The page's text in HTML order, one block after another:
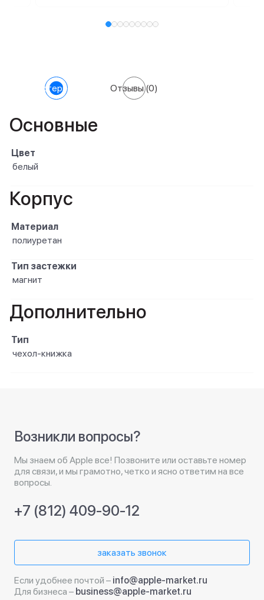
Характеристики Отзывы(0)
Основные
Цвет
белый
Корпус
Материал
полиуретан
Тип застежки
магнит
Дополнительно
Тип
чехол-книжка
Возникли вопросы?
Мы знаем об Apple все! Позвоните или оставьте номер
для связи, и мы грамотно, четко и ясно ответим на все
вопросы.
+7 (812) 409-90-12
заказать звонок
Если удобнее почтой – info@apple-market.ru
Для бизнеса – business@apple-market.ru